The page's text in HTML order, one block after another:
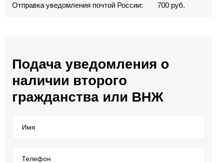
Отправка уведомления почтой России: 700 руб.
Подача уведомления о
наличии второго
гражданства или ВНЖ
Имя
Телефон